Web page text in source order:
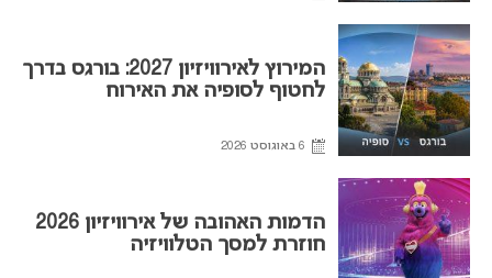
המירוץ לאירוויזיון 2027: בורגס בדרך
לחטוף לסופיה את האירוח
6 באוגוסט 2026
הדמות האהובה של אירוויזיון 2026
חוזרת למסך הטלוויזיה